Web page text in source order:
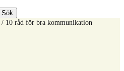
/ 10 råd för bra kommunikation